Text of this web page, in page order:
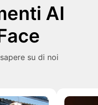
AI
su di noi